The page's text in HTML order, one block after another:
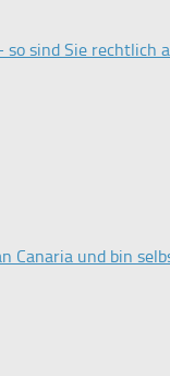
so sind Sie rechtlich
Canaria und bin